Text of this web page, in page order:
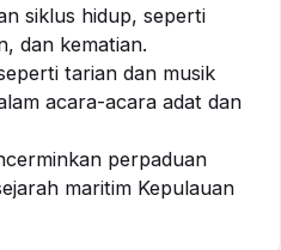
siklus hidup, seperti
dan kematian.
tarian dan musik
acara-acara adat dan
perpaduan
maritim Kepulauan